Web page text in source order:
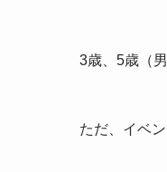
3歳、5歳（
ただ、イベ